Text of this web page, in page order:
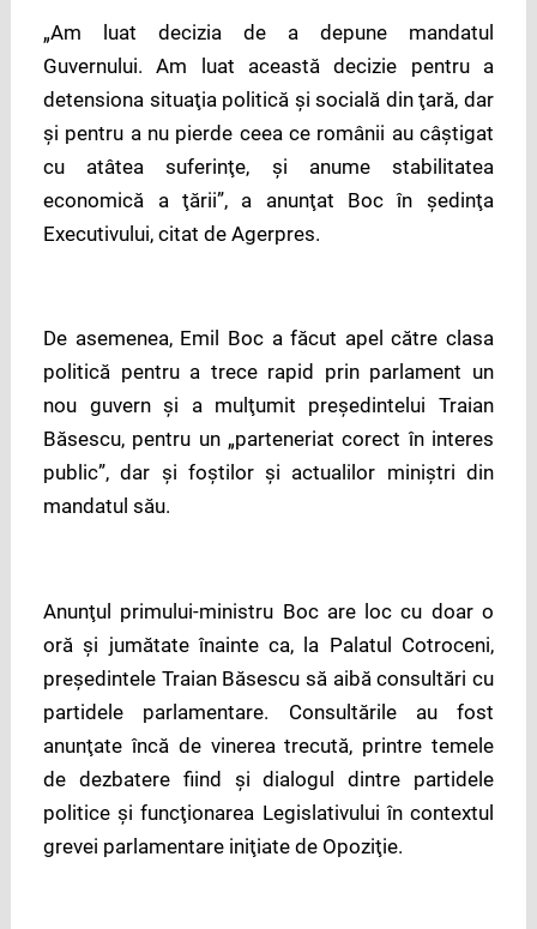
„Am luat decizia de a depune mandatul
Guvernului. Am luat această decizie pentru a
detensiona situaţia politică şi socială din ţară, dar
şi pentru a nu pierde ceea ce românii au câştigat
cu atâtea suferinţe, şi anume stabilitatea
economică a ţării”, a anunţat Boc în şedinţa
Executivului, citat de Agerpres.
De asemenea, Emil Boc a făcut apel către clasa
politică pentru a trece rapid prin parlament un
nou guvern şi a mulţumit preşedintelui Traian
Băsescu, pentru un „parteneriat corect în interes
public”, dar şi foştilor şi actualilor miniştri din
mandatul său.
Anunţul primului-ministru Boc are loc cu doar o
oră şi jumătate înainte ca, la Palatul Cotroceni,
preşedintele Traian Băsescu să aibă consultări cu
partidele parlamentare. Consultările au fost
anunţate încă de vinerea trecută, printre temele
de dezbatere fiind şi dialogul dintre partidele
politice şi funcţionarea Legislativului în contextul
grevei parlamentare iniţiate de Opoziţie.